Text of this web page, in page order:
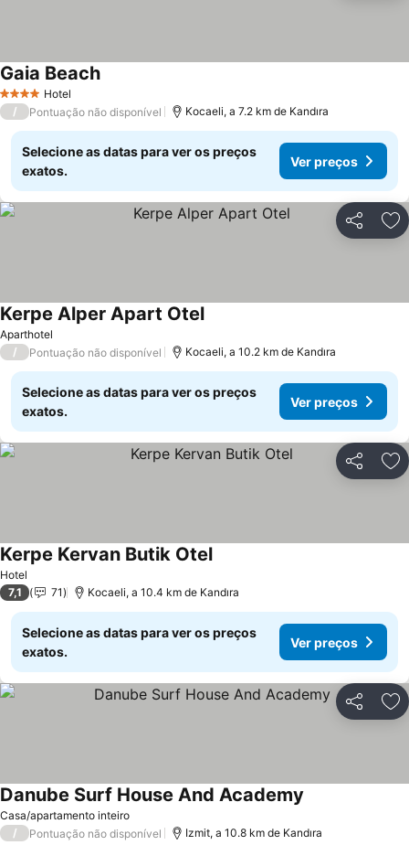
4 EstrelasHotel
Gaia BeachVer preços
/ Pontuação não disponível Kocaeli, a 7.2 km de Kandıra
Selecione as datas para ver os preços
exatos.
Ver preços
Partilhar
Aparthotel
Kerpe Alper Apart OtelVer preços
/ Pontuação não disponível Kocaeli, a 10.2 km de Kandıra
Selecione as datas para ver os preços
exatos.
Ver preços
Partilhar
Hotel
Kerpe Kervan Butik OtelVer preços
7,1 71 Kocaeli, a 10.4 km de Kandıra
Selecione as datas para ver os preços
exatos.
Ver preços
Partilhar
Casa/apartamento inteiro
Danube Surf House And Academy
/ Pontuação não disponível Izmit, a 10.8 km de Kandıra